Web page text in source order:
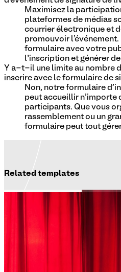
Maximisez la
plateformes de médias
courrier électronique et
promouvoir l'événement.
formulaire avec votre
l’inscription et générer
Y a-t-il une limite au nombre
inscrire avec le formulaire de
Non, notre formulaire
peut accueillir n'importe
participants. Que vous
rassemblement ou un
formulaire peut tout
Related templates